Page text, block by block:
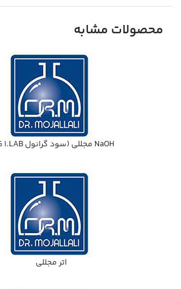
محصولات مشابه
NaOH مجللي (سود گرانول KG 1.LAB )
اتر مجللي